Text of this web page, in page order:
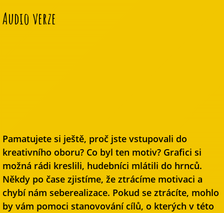
Audio verze
Pamatujete si ještě, proč jste vstupovali do
kreativního oboru? Co byl ten motiv? Grafici si
možná rádi kreslili, hudebníci mlátili do hrnců.
Někdy po čase zjistíme, že ztrácíme motivaci a
chybí nám seberealizace. Pokud se ztrácíte, mohlo
by vám pomoci stanovování cílů, o kterých v této